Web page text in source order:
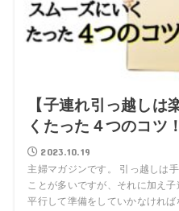
【子連れ引っ越しは
くたった４つのコツ！
2023.10.19
主婦マガジンです。 引っ越しは
ことが多いですが、それに加え
平行して準備をしていかなけれ